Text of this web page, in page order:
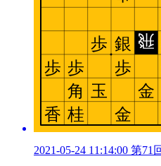
2021-05-24 11:14:00 第